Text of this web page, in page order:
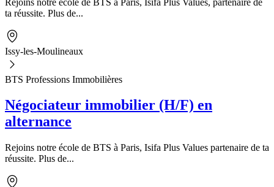
ta réussite. Plus de...
Issy-les-Moulineaux
BTS Professions Immobilières
Négociateur immobilier (H/F) en
alternance
Rejoins notre école de BTS à Paris, Isifa Plus Values partenaire de ta
réussite. Plus de...